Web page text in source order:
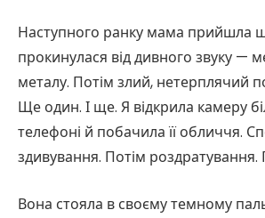
Наступного ранку мама прийшла
прокинулася від дивного звуку —
металу. Потім злий, нетерплячий
Ще один. І ще. Я відкрила камеру
телефоні й побачила її обличчя.
здивування. Потім роздратування.
Вона стояла в своєму темному